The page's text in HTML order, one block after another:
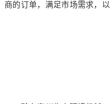
商的订单，满足市场需求，以